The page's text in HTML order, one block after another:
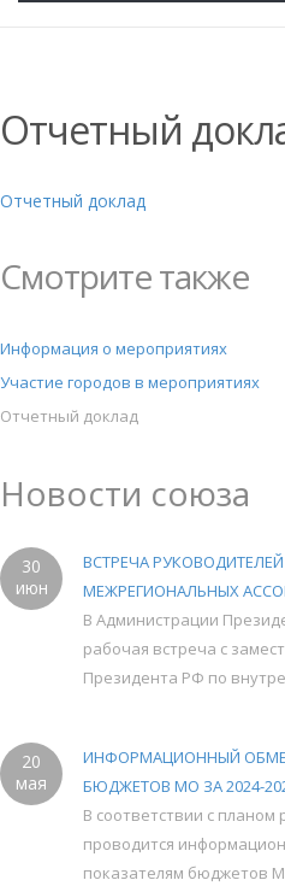
Отчетный
Отчетный доклад
Смотрите также
Информация о мероприятиях
Участие городов в мероприятиях
Отчетный доклад
Новости союза
30
июн
ВСТРЕЧА
МЕЖРЕГИОНАЛЬНЫХ
В Администрации
рабочая встреча с
Президента РФ по
20
мая
ИНФОРМАЦИОННЫЙ
БЮДЖЕТОВ МО ЗА 2024-
В соответствии с планом
проводится
показателям бюджетов